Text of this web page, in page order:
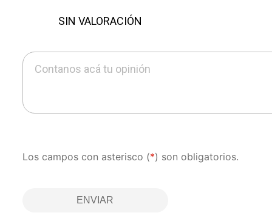
SIN VALORACIÓN
Contanos acá tu opinión
Los campos con asterisco (*) son obligatorios.
ENVIAR